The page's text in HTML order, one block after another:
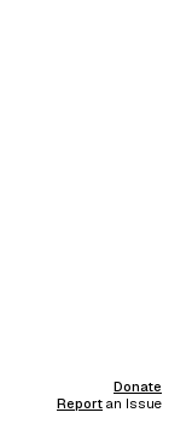
Donate
Report an Issue